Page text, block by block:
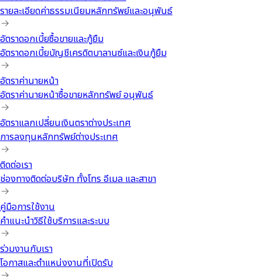
รายละเอียดค่าธรรมเนียมหลักทรัพย์และอนุพันธ์
อัตราดอกเบี้ยซื้อขายและกู้ยืม
อัตราดอกเบี้ยบัญชีเครดิตบาลานซ์และเงินกู้ยืม
อัตราค่านายหน้า
อัตราค่านายหน้าซื้อขายหลักทรัพย์ อนุพันธ์
อัตราแลกเปลี่ยนเงินตราต่างประเทศ
การลงทุนหลักทรัพย์ต่างประเทศ
ติดต่อเรา
ช่องทางติดต่อบริษัท ทั้งโทร อีเมล และสาขา
คู่มือการใช้งาน
คำแนะนำวิธีใช้บริการและระบบ
ร่วมงานกับเรา
โอกาสและตำแหน่งงานที่เปิดรับ